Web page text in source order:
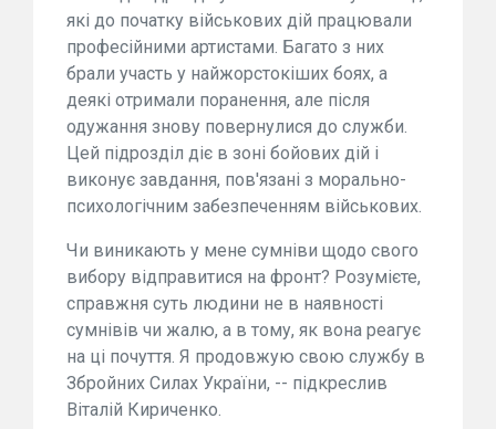
які до початку військових дій працювали
професійними артистами. Багато з них
брали участь у найжорстокіших боях, а
деякі отримали поранення, але після
одужання знову повернулися до служби.
Цей підрозділ діє в зоні бойових дій і
виконує завдання, пов'язані з морально-
психологічним забезпеченням військових.
Чи виникають у мене сумніви щодо свого
вибору відправитися на фронт? Розумієте,
справжня суть людини не в наявності
сумнівів чи жалю, а в тому, як вона реагує
на ці почуття. Я продовжую свою службу в
Збройних Силах України, -- підкреслив
Віталій Кириченко.